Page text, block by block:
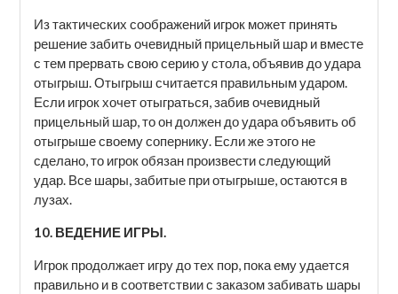
Из тактических соображений игрок может принять
решение забить очевидный прицельный шар и вместе
с тем прервать свою серию у стола, объявив до удара
отыгрыш. Отыгрыш считается правильным ударом.
Если игрок хочет отыграться, забив очевидный
прицельный шар, то он должен до удара объявить об
отыгрыше своему сопернику. Если же этого не
сделано, то игрок обязан произвести следующий
удар. Все шары, забитые при отыгрыше, остаются в
лузах.
10. ВЕДЕНИЕ ИГРЫ.
Игрок продолжает игру до тех пор, пока ему удается
правильно и в соответствии с заказом забивать шары